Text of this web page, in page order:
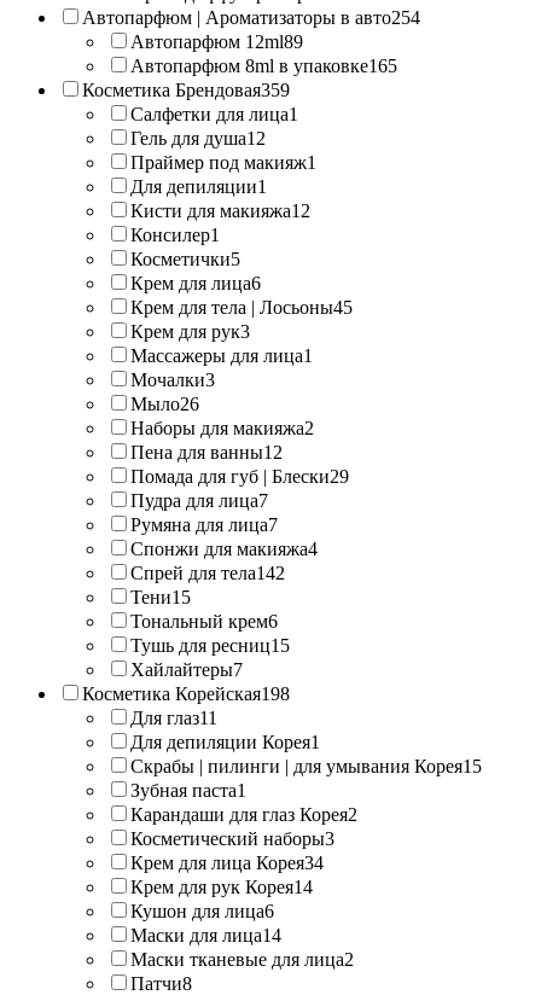
Автопарфюм | Ароматизаторы в авто254
Автопарфюм 12ml89
Автопарфюм 8ml в упаковке165
Косметика Брендовая359
Салфетки для лица1
Гель для душа12
Праймер под макияж1
Для депиляции1
Кисти для макияжа12
Консилер1
Косметички5
Крем для лица6
Крем для тела | Лосьоны45
Крем для рук3
Массажеры для лица1
Мочалки3
Мыло26
Наборы для макияжа2
Пена для ванны12
Помада для губ | Блески29
Пудра для лица7
Румяна для лица7
Спонжи для макияжа4
Спрей для тела142
Тени15
Тональный крем6
Тушь для ресниц15
Хайлайтеры7
Косметика Корейская198
Для глаз11
Для депиляции Корея1
Скрабы | пилинги | для умывания Корея15
Зубная паста1
Карандаши для глаз Корея2
Косметический наборы3
Крем для лица Корея34
Крем для рук Корея14
Кушон для лица6
Маски для лица14
Маски тканевые для лица2
Патчи8